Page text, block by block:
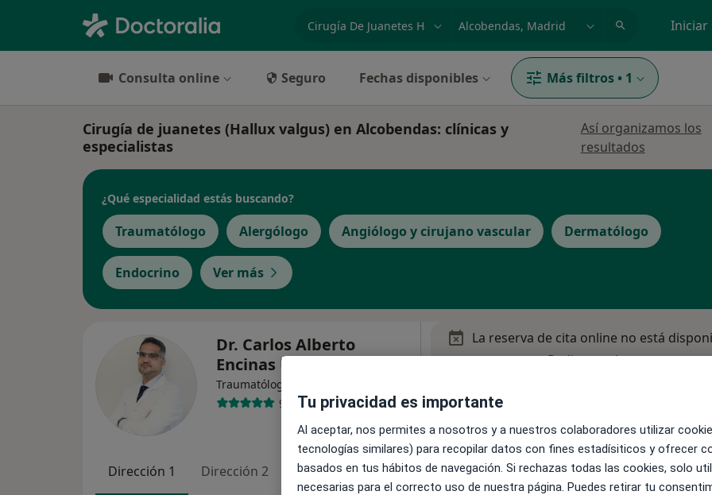
especialidad, enfermedad o nombre Iniciar
Consulta online Seguro Fechas disponibles Más filtros • 1
Cirugía de juanetes (Hallux valgus) en Alcobendas: clínicas y
especialistas
Así organizamos los
resultados
¿Qué especialidad estás buscando?
Traumatólogo Alergólogo Angiólogo y cirujano vascular Dermatólogo
Endocrino Ver más
Dr. Carlos Alberto
Encinas Ullán
Traumatólogo
91 opiniones
Dirección 1 Dirección 2
La reserva de cita online no está
Pedir una cita
Tu privacidad es importante
Al aceptar, nos permites a nosotros y a nuestros colaboradores utilizar
tecnologías similares) para recopilar datos con fines estadísiticos y ofrecer
basados en tus hábitos de navegación. Si rechazas todas las cookies, solo
necesarias para el correcto uso de nuestra página. Puedes retirar tu